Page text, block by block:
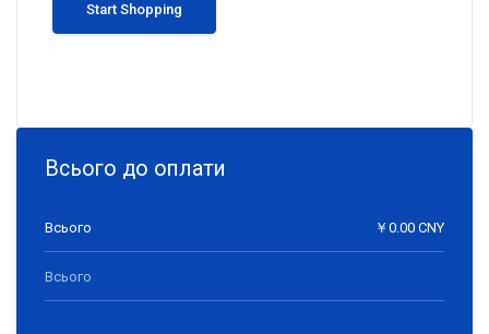
Start Shopping
Всього до оплати
Всього ￥0.00 CNY
Всього